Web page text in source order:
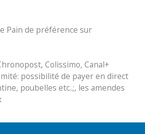
Pain de préférence sur
Colissimo, Canal+
possibilité de payer en direct
poubelles etc..;, les amendes